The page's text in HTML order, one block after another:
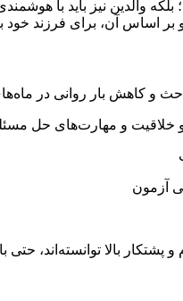
والدین نیز باید با
آن، برای فرزند خود
و کاهش بار روانی در
خلاقیت و مهارت‌های حل
آزمون
بالا توانسته‌اند،